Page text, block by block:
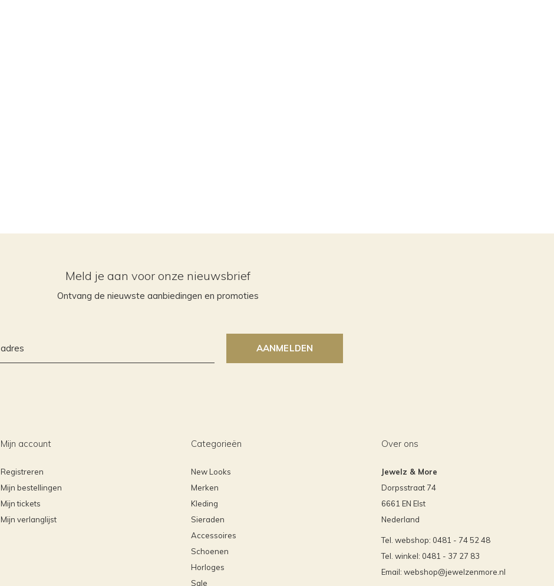
Meld je aan voor onze nieuwsbrief
Ontvang de nieuwste aanbiedingen en promoties
AANMELDEN
Mijn account
Registreren
Mijn bestellingen
Mijn tickets
Mijn verlanglijst
Categorieën
New Looks
Merken
Kleding
Sieraden
Accessoires
Schoenen
Horloges
Sale
Over ons
Jewelz & More
Dorpsstraat 74
6661 EN Elst
Nederland
Tel. webshop: 0481 - 74 52 48
Tel. winkel: 0481 - 37 27 83
Email: webshop@jewelzenmore.nl